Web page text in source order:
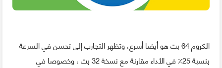
الكروم 64 بت هو أيضا أسرع، وتظهر التجارب إلى تحسن في السرعة
بنسبة 25٪ في الأداء مقارنة مع نسخة 32 بت ، وخصوصا في